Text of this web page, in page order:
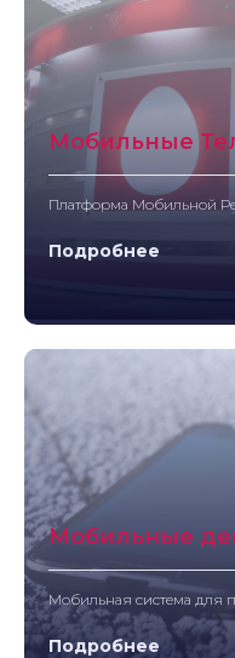
Мобильные
Платформа Мобильной
Подробнее
Мобильные
Мобильная система для
Подробнее